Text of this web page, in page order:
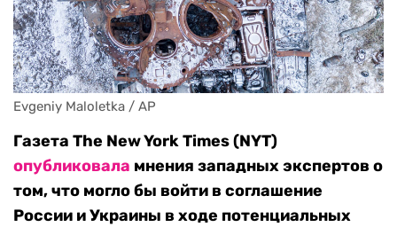
Evgeniy Maloletka / AP
Газета The New York Times (NYT)
опубликовала мнения западных экспертов о
том, что могло бы войти в соглашение
России и Украины в ходе потенциальных